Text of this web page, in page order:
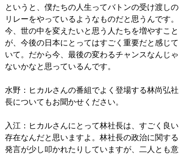
というと、僕たちの人生ってバトンの受け渡しの
リレーをやっているようなものだと思うんです。
今、世の中を変えたいと思う人たちを増やすこと
が、今後の日本にとってはすごく重要だと感じて
いて。だから今、最後の変わるチャンスなんじゃ
ないかなと思っているんです。
水野：ヒカルさんの番組でよく登場する林尚弘社
長についてもお聞かせください。
入江：ヒカルさんにとって林社長は、すごく良い
存在なんだと思いますよ。林社長の政治に関する
発言が少し叩かれたりしていますが、二人とも意